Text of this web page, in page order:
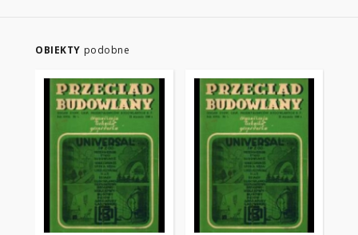
OBIEKTY podobne